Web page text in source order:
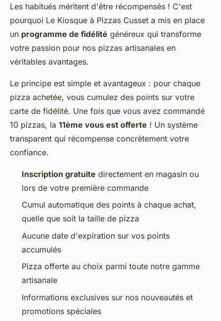
Les habitués méritent d'être récompensés ! C'est
pourquoi Le Kiosque à Pizzas Cusset a mis en place
un programme de fidélité généreux qui transforme
votre passion pour nos pizzas artisanales en
véritables avantages.
Le principe est simple et avantageux : pour chaque
pizza achetée, vous cumulez des points sur votre
carte de fidélité. Une fois que vous avez commandé
10 pizzas, la 11ème vous est offerte ! Un système
transparent qui récompense concrètement votre
confiance.
Inscription gratuite directement en magasin ou
lors de votre première commande
Cumul automatique des points à chaque achat,
quelle que soit la taille de pizza
Aucune date d'expiration sur vos points
accumulés
Pizza offerte au choix parmi toute notre gamme
artisanale
Informations exclusives sur nos nouveautés et
promotions spéciales